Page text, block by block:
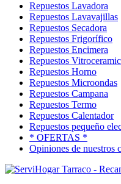
Repuestos Lavadora
Repuestos Lavavajillas
Repuestos Secadora
Repuestos Frigorífico
Repuestos Encimera
Repuestos
Repuestos Horno
Repuestos Microondas
Repuestos Campana
Repuestos Termo
Repuestos Calentador
Repuestos pequeño
* OFERTAS *
Opiniones de nuestros